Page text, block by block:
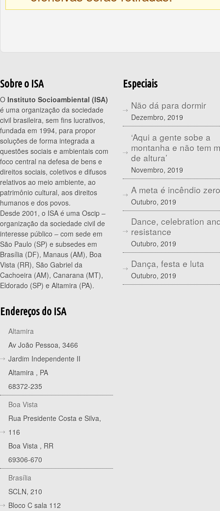
Sobre o ISA
O Instituto Socioambiental (ISA)
é uma organização da sociedade
civil brasileira, sem fins lucrativos,
fundada em 1994, para propor
soluções de forma integrada a
questões sociais e ambientais com
foco central na defesa de bens e
direitos sociais, coletivos e difusos
relativos ao meio ambiente, ao
patrimônio cultural, aos direitos
humanos e dos povos.
Desde 2001, o ISA é uma Oscip –
organização da sociedade civil de
interesse público – com sede em
São Paulo (SP) e subsedes em
Brasília (DF), Manaus (AM), Boa
Vista (RR), São Gabriel da
Cachoeira (AM), Canarana (MT),
Eldorado (SP) e Altamira (PA).
Endereços do ISA
Altamira
Av João Pessoa, 3466
Jardim Independente II
Altamira , PA
68372-235
Boa Vista
Rua Presidente Costa e Silva,
116
Boa Vista , RR
69306-670
Brasília
SCLN, 210
Bloco C sala 112
Especiais
Não dá para dormir
Dezembro, 2019
‘Aqui a gente sobe a
montanha e não tem
de altura’
Novembro, 2019
A meta é incêndio zero
Outubro, 2019
Dance, celebration
resistance
Outubro, 2019
Dança, festa e luta
Outubro, 2019